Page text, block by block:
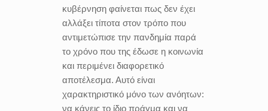
κυβέρνηση φαίνεται πως δεν έχει
αλλάξει τίποτα στον τρόπο που
αντιμετώπισε την πανδημία παρά
το χρόνο που της έδωσε η κοινωνία
και περιμένει διαφορετικό
αποτέλεσμα. Αυτό είναι
χαρακτηριστικό μόνο των ανόητων:
να κάνεις το ίδιο πράγμα και να